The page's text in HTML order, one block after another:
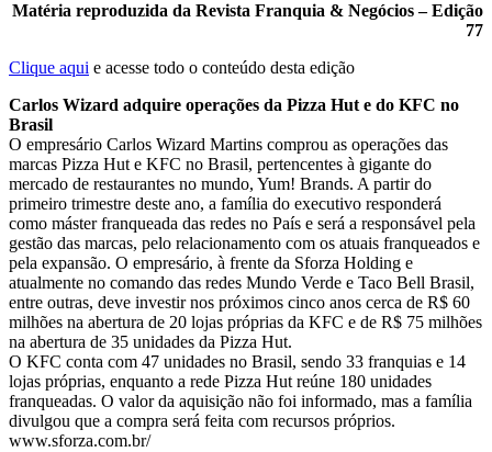
Matéria reproduzida da Revista Franquia & Negócios – Edição
77
Clique aqui e acesse todo o conteúdo desta edição
Carlos Wizard adquire operações da Pizza Hut e do KFC no
Brasil
O empresário Carlos Wizard Martins comprou as operações das
marcas Pizza Hut e KFC no Brasil, pertencentes à gigante do
mercado de restaurantes no mundo, Yum! Brands. A partir do
primeiro trimestre deste ano, a família do executivo responderá
como máster franqueada das redes no País e será a responsável pela
gestão das marcas, pelo relacionamento com os atuais franqueados e
pela expansão. O empresário, à frente da Sforza Holding e
atualmente no comando das redes Mundo Verde e Taco Bell Brasil,
entre outras, deve investir nos próximos cinco anos cerca de R$ 60
milhões na abertura de 20 lojas próprias da KFC e de R$ 75 milhões
na abertura de 35 unidades da Pizza Hut.
O KFC conta com 47 unidades no Brasil, sendo 33 franquias e 14
lojas próprias, enquanto a rede Pizza Hut reúne 180 unidades
franqueadas. O valor da aquisição não foi informado, mas a família
divulgou que a compra será feita com recursos próprios.
www.sforza.com.br/